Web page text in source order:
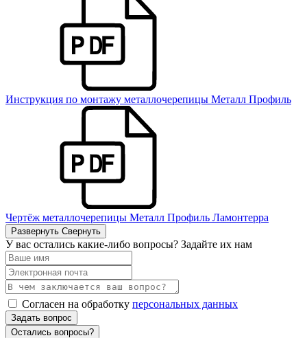
Инструкция по монтажу металлочерепицы Металл Профиль
Чертёж металлочерепицы Металл Профиль Ламонтерра
Развернуть Свернуть
У вас остались какие-либо вопросы? Задайте их нам
Согласен на обработку персональных данных
Задать вопрос
Остались вопросы?